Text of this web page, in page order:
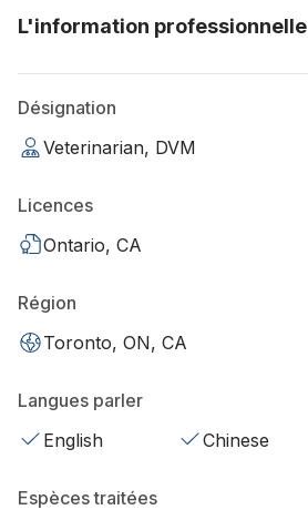
L'information professionnelle
Désignation
Veterinarian, DVM
Licences
Ontario, CA
Région
Toronto, ON, CA
Langues parler
English
Chinese
Espèces traitées